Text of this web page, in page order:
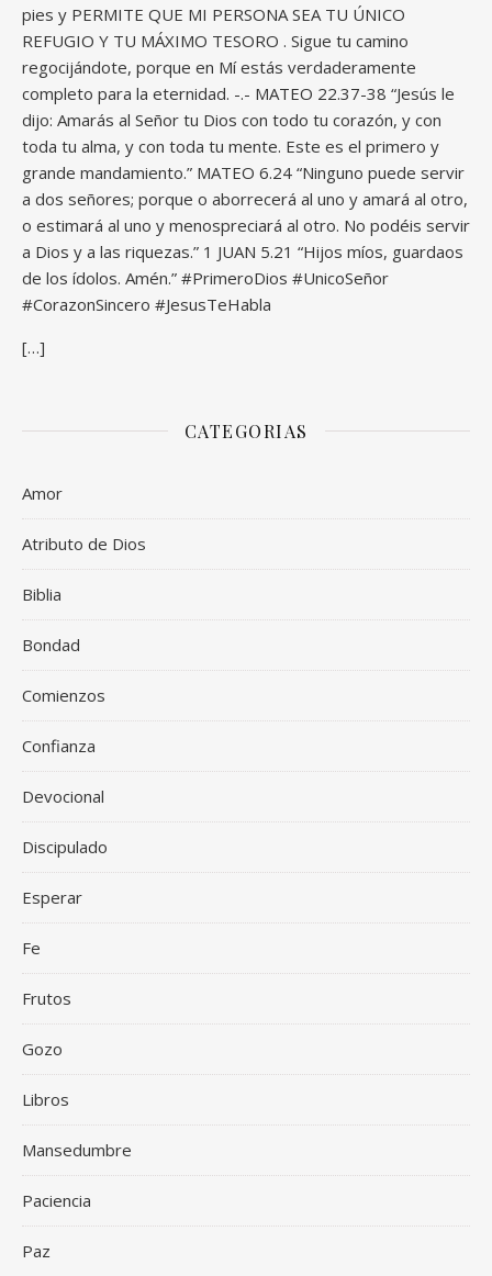
pies y PERMITE QUE MI PERSONA SEA TU ÚNICO
REFUGIO Y TU MÁXIMO TESORO . Sigue tu camino
regocijándote, porque en Mí estás verdaderamente
completo para la eternidad. -.- MATEO 22.37-38 “Jesús le
dijo: Amarás al Señor tu Dios con todo tu corazón, y con
toda tu alma, y con toda tu mente. Este es el primero y
grande mandamiento.” MATEO 6.24 “Ninguno puede servir
a dos señores; porque o aborrecerá al uno y amará al otro,
o estimará al uno y menospreciará al otro. No podéis servir
a Dios y a las riquezas.” 1 JUAN 5.21 “Hijos míos, guardaos
de los ídolos. Amén.” #PrimeroDios #UnicoSeñor
#CorazonSincero #JesusTeHabla
[…]
CATEGORIAS
Amor
Atributo de Dios
Biblia
Bondad
Comienzos
Confianza
Devocional
Discipulado
Esperar
Fe
Frutos
Gozo
Libros
Mansedumbre
Paciencia
Paz